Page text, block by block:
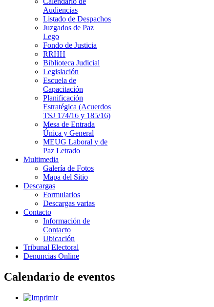
Audiencias
Listado de Despachos
Juzgados de Paz
Lego
Fondo de Justicia
RRHH
Biblioteca Judicial
Legislación
Escuela de
Capacitación
Planificación
Estratégica (Acuerdos
TSJ 174/16 y 185/16)
Mesa de Entrada
Única y General
MEUG Laboral y de
Paz Letrado
Multimedia
Galería de Fotos
Mapa del Sitio
Descargas
Formularios
Descargas varias
Contacto
Información de
Contacto
Ubicación
Tribunal Electoral
Denuncias Online
Calendario de eventos